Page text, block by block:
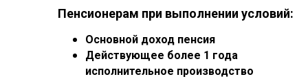
Пенсионерам при выполнении условий:
Основной доход пенсия
Действующее более 1 года
исполнительное производство